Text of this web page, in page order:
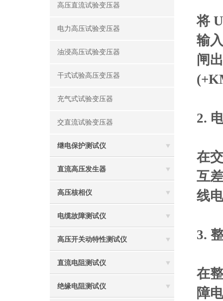
高压直流试验变压器
电力高压试验变压器
油浸高压试验变压器
干式试验高压变压器
充气式试验变压器
交直流试验变压器
继电保护测试仪
直流高压发生器
高压核相仪
电缆故障测试仪
高压开关动特性测试仪
直流电阻测试仪
绝缘电阻测试仪
将
输
闸
2.
在
互
线
3.
在
障